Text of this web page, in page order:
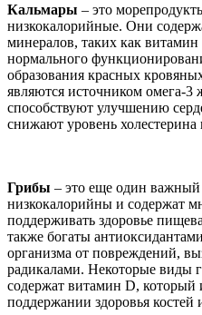
Кальмары – это
низкокалорийные. Они
минералов, таких как
нормального
образования красных
являются источником омега-3
способствуют улучшению
снижают уровень холестерина
Грибы – это еще один
низкокалорийны и содержат
поддерживать здоровье
также богаты
организма от повреждений,
радикалами. Некоторые виды
содержат витамин D, который
поддержании здоровья